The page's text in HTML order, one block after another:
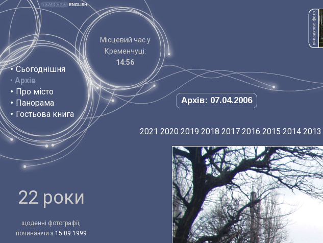
• Сьогоднішня
• Архів
• Про місто
• Панорама
• Гостьова книга
Місцевий час у
Кременчуці:
14:56
Архів: 07.04.2006
22 роки
щоденні фотографії,
починаючи з 15.09.1999
2021 2020 2019 2018 2017 2016 2015 2014 2013